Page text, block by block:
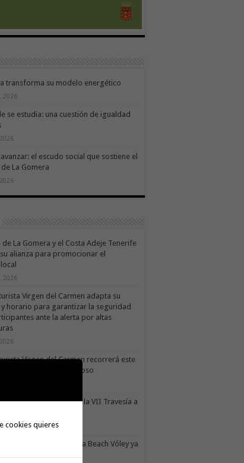
transforma su modelo energético
2026
se estudia: una cuestión de igualdad
el escudo social que sostiene el
La Gomera
de La Gomera y el Costa Adeje Tenerife
alianza para promocionar el
2026
Virgen del Carmen adapta su
horario para garantizar la seguridad
ante la alerta por altas
Virgen del Carmen recorrerá este
paisajes de Vallehermoso
Rey acoge este sábado la VII Travesía a
Autonómico Gomahara Beach Vóley ya
cookies quieres